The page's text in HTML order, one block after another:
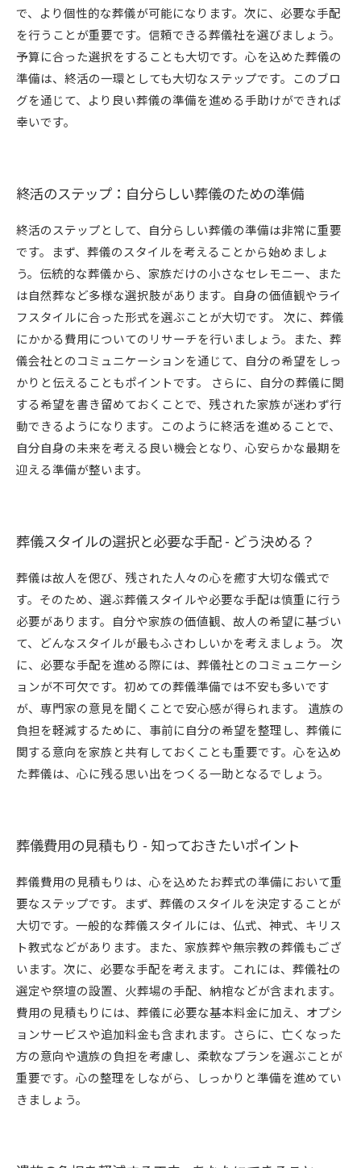
で、より個性的な葬儀が可能になります。次に、必要な手配
を行うことが重要です。信頼できる葬儀社を選びましょう。
予算に合った選択をすることも大切です。心を込めた葬儀の
準備は、終活の一環としても大切なステップです。このブロ
グを通じて、より良い葬儀の準備を進める手助けができれば
幸いです。
終活のステップ：自分らしい葬儀のための準備
終活のステップとして、自分らしい葬儀の準備は非常に重要
です。まず、葬儀のスタイルを考えることから始めましょ
う。伝統的な葬儀から、家族だけの小さなセレモニー、また
は自然葬など多様な選択肢があります。自身の価値観やライ
フスタイルに合った形式を選ぶことが大切です。 次に、葬儀
にかかる費用についてのリサーチを行いましょう。また、葬
儀会社とのコミュニケーションを通じて、自分の希望をしっ
かりと伝えることもポイントです。 さらに、自分の葬儀に関
する希望を書き留めておくことで、残された家族が迷わず行
動できるようになります。このように終活を進めることで、
自分自身の未来を考える良い機会となり、心安らかな最期を
迎える準備が整います。
葬儀スタイルの選択と必要な手配 - どう決める？
葬儀は故人を偲び、残された人々の心を癒す大切な儀式で
す。そのため、選ぶ葬儀スタイルや必要な手配は慎重に行う
必要があります。自分や家族の価値観、故人の希望に基づい
て、どんなスタイルが最もふさわしいかを考えましょう。 次
に、必要な手配を進める際には、葬儀社とのコミュニケーシ
ョンが不可欠です。初めての葬儀準備では不安も多いです
が、専門家の意見を聞くことで安心感が得られます。 遺族の
負担を軽減するために、事前に自分の希望を整理し、葬儀に
関する意向を家族と共有しておくことも重要です。心を込め
た葬儀は、心に残る思い出をつくる一助となるでしょう。
葬儀費用の見積もり - 知っておきたいポイント
葬儀費用の見積もりは、心を込めたお葬式の準備において重
要なステップです。まず、葬儀のスタイルを決定することが
大切です。一般的な葬儀スタイルには、仏式、神式、キリス
ト教式などがあります。また、家族葬や無宗教の葬儀もござ
います。次に、必要な手配を考えます。これには、葬儀社の
選定や祭壇の設置、火葬場の手配、納棺などが含まれます。
費用の見積もりには、葬儀に必要な基本料金に加え、オプシ
ョンサービスや追加料金も含まれます。さらに、亡くなった
方の意向や遺族の負担を考慮し、柔軟なプランを選ぶことが
重要です。心の整理をしながら、しっかりと準備を進めてい
きましょう。